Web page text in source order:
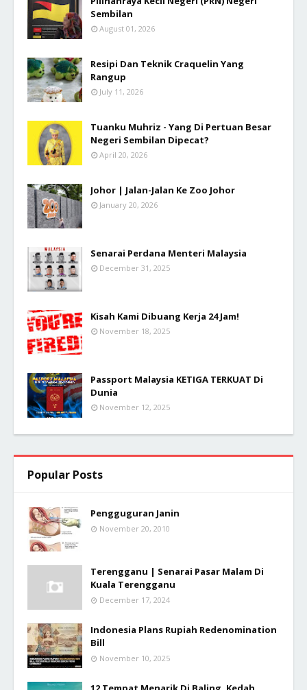
Sembilan
August 01, 2026
Resipi Dan Teknik Craquelin Yang
Rangup
July 11, 2026
Tuanku Muhriz - Yang Di Pertuan Besar
Negeri Sembilan Dipecat?
April 20, 2026
Johor | Jalan-Jalan Ke Zoo Johor
January 20, 2026
Senarai Perdana Menteri Malaysia
December 31, 2025
Kisah Kami Dibuang Kerja 24 Jam!
November 18, 2025
Passport Malaysia KETIGA TERKUAT Di
Dunia
November 12, 2025
Popular Posts
Pengguguran Janin
November 20, 2010
Terengganu | Senarai Pasar Malam Di
Kuala Terengganu
December 17, 2024
Indonesia Plans Rupiah Redenomination
Bill
November 10, 2025